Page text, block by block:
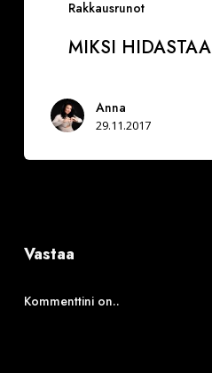
Rakkausrunot
MIKSI HIDASTAA
Anna
29.11.2017
Vastaa
Kommenttini on..